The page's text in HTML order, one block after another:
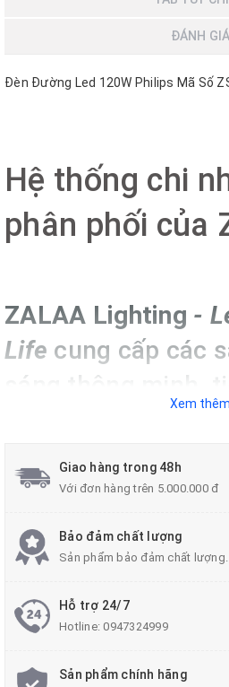
ĐÁNH GIÁ
Đèn Đường Led 120W Philips Mã Số
Hệ thống chi
phân phối của
ZALAA Lighting -
Life cung cấp các
sáng thông minh,
phí cho Chủ đầu
hàng và Người sử
Xem thêm
Giao hàng trong 48h
Với đơn hàng trên 5.000.000 đ
Bảo đảm chất lượng
Sản phẩm bảo đảm chất lượng.
Hỗ trợ 24/7
Hotline:0947324999
Sản phẩm chính hãng